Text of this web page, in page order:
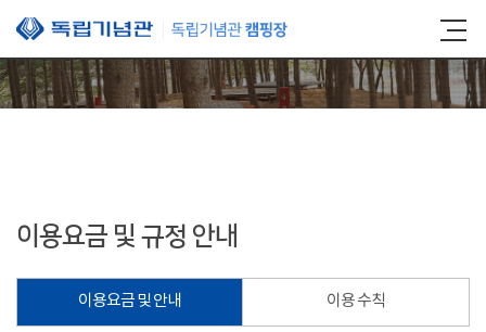
본문 바로가기
이용요금 및 규정 안내
이용요금 및 안내 이용 수칙